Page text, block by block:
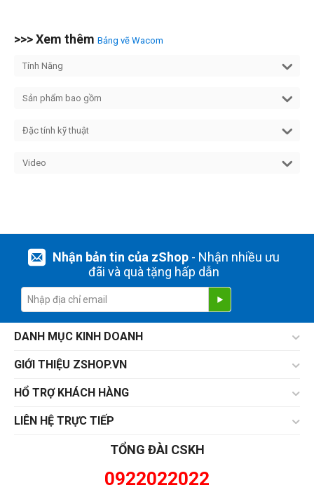
>>> Xem thêm Bảng vẽ Wacom
Tính Năng
Sản phẩm bao gồm
Đặc tính kỹ thuật
Video
Nhận bản tin của zShop- Nhận nhiều ưu
đãi và quà tặng hấp dẫn
DANH MỤC KINH DOANH
GIỚI THIỆU ZSHOP.VN
HỔ TRỢ KHÁCH HÀNG
LIÊN HỆ TRỰC TIẾP
TỔNG ĐÀI CSKH
0922022022